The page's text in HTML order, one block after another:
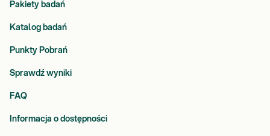
Pakiety badań
Katalog badań
Punkty Pobrań
Sprawdź wyniki
FAQ
Informacja o dostępności